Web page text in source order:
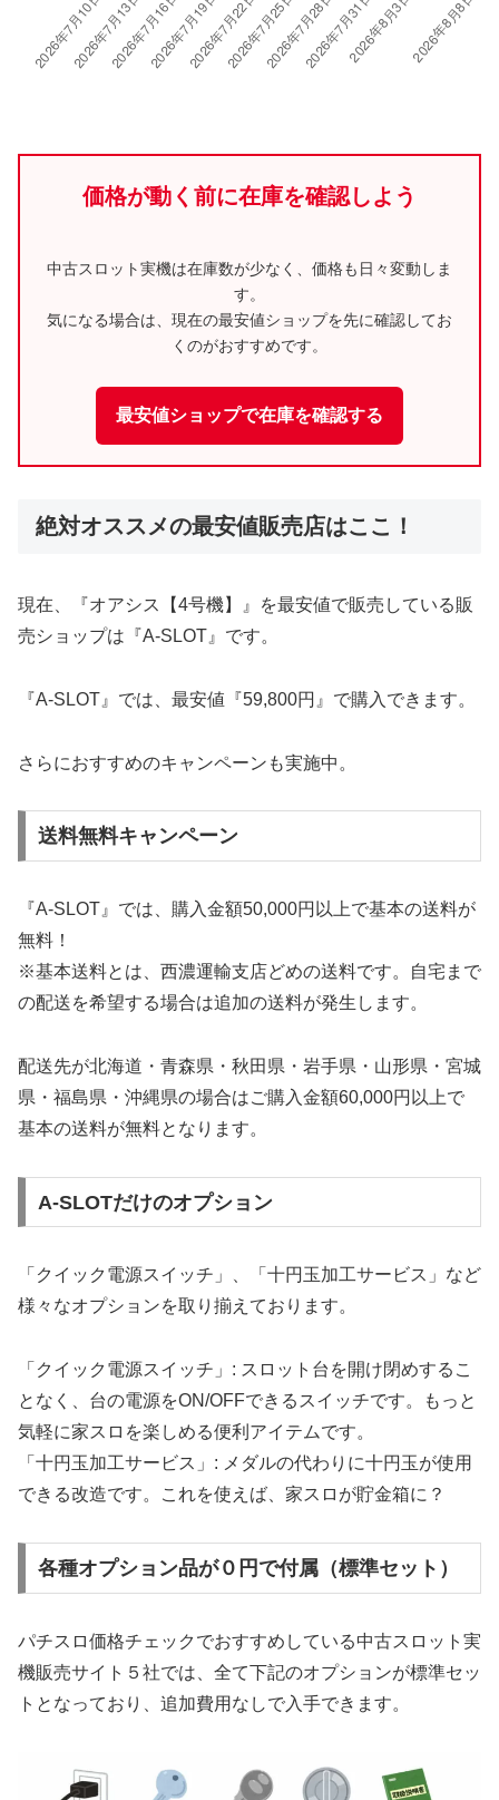
価格が動く前に在庫を確認しよう
中古スロット実機は在庫数が少なく、価格も日々変動しま
す。
気になる場合は、現在の最安値ショップを先に確認してお
くのがおすすめです。
最安値ショップで在庫を確認する
絶対オススメの最安値販売店はここ！
現在、『オアシス【4号機】』を最安値で販売している販
売ショップは『A-SLOT』です。
『A-SLOT』では、最安値『59,800円』で購入できます。
さらにおすすめのキャンペーンも実施中。
送料無料キャンペーン
『A-SLOT』では、購入金額50,000円以上で基本の送料が
無料！
※基本送料とは、西濃運輸支店どめの送料です。自宅まで
の配送を希望する場合は追加の送料が発生します。
配送先が北海道・青森県・秋田県・岩手県・山形県・宮城
県・福島県・沖縄県の場合はご購入金額60,000円以上で
基本の送料が無料となります。
A-SLOTだけのオプション
「クイック電源スイッチ」、「十円玉加工サービス」など
様々なオプションを取り揃えております。
「クイック電源スイッチ」: スロット台を開け閉めするこ
となく、台の電源をON/OFFできるスイッチです。もっと
気軽に家スロを楽しめる便利アイテムです。
「十円玉加工サービス」: メダルの代わりに十円玉が使用
できる改造です。これを使えば、家スロが貯金箱に？
各種オプション品が０円で付属（標準セット）
パチスロ価格チェックでおすすめしている中古スロット実
機販売サイト５社では、全て下記のオプションが標準セッ
トとなっており、追加費用なしで入手できます。